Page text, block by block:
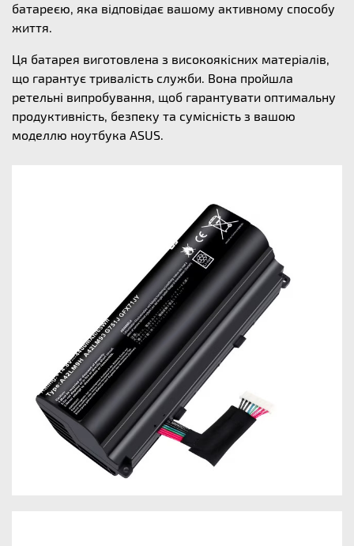
батареєю, яка відповідає вашому активному способу
життя.
Ця батарея виготовлена з високоякісних матеріалів,
що гарантує тривалість служби. Вона пройшла
ретельні випробування, щоб гарантувати оптимальну
продуктивність, безпеку та сумісність з вашою
моделлю ноутбука ASUS.